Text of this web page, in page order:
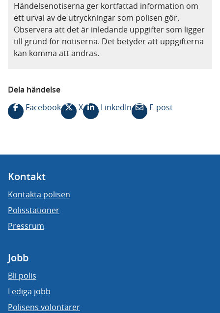
Händelsenotiserna ger kortfattad information om
ett urval av de utryckningar som polisen gör.
Observera att det är inledande uppgifter som ligger
till grund för notiserna. Det betyder att uppgifterna
kan komma att ändras.
Dela händelse
Facebook
X LinkedIn E-post
Kontakt
Kontakta polisen
Polisstationer
Pressrum
Jobb
Bli polis
Lediga jobb
Polisens volontärer